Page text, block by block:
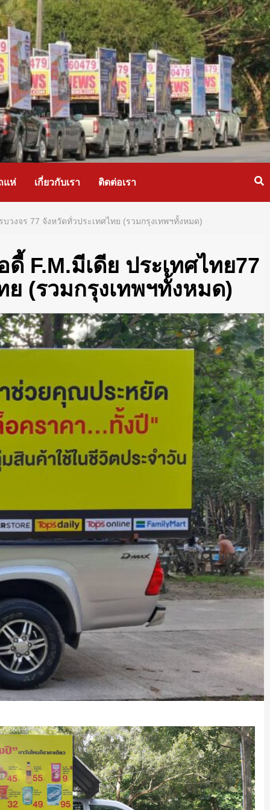
แห่ เกี่ยวกับเรา ติดต่อเรา
งจร 77 จังหวัดทั่วประเทศไทย (รวมกรุงเทพฯทั้งหมด)
F.M.มีเดีย ประเทศไทย77
(รวมกรุงเทพฯทั้งหมด)